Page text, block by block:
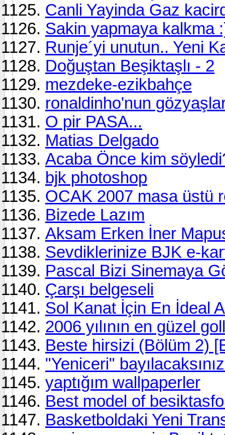
Canli Yayinda Gaz
Sakin yapmaya kalkma
Runje´yi unutun.. Yeni
Doğuştan Beşiktaşlı - 2
mezdeke-ezikbahçe
ronaldinho'nun
O pir PASA...
Matias Delgado
Acaba Önce kim
bjk photoshop
OCAK 2007 masa üstü
Bizede Lazım
Aksam Erken İner
Sevdiklerinize BJK e-
Pascal Bizi Sinemaya
Çarşı belgeseli
Sol Kanat İçin En İdeal
2006 yılının en güzel
Beste hirsizi (Bölüm 2)
"Yeniceri"
yaptığım wallpaperler
Best model of
Basketboldaki Yeni